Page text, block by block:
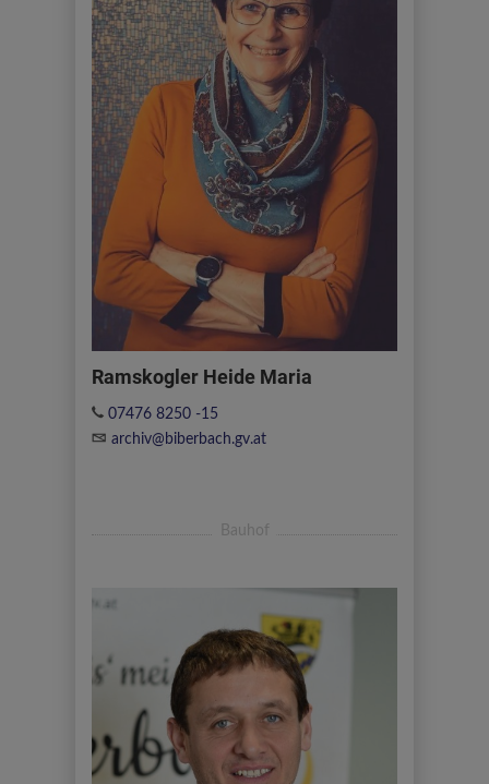
Ramskogler Heide Maria
07476 8250 -15
archiv@biberbach.gv.at
Bauhof